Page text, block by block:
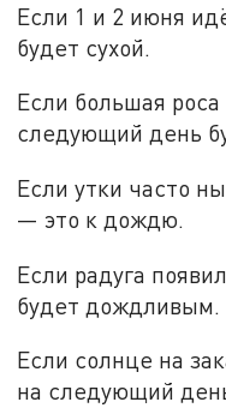
Если 1 и 2 июня
будет сухой.
Если большая
следующий день
Если утки часто
— это к дождю.
Если радуга
будет дождливым.
Если солнце на
на следующий